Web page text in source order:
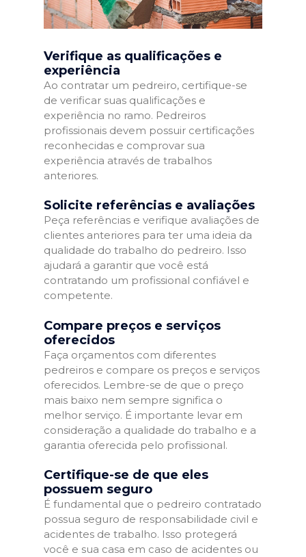
Verifique as qualificações e
experiência
Ao contratar um pedreiro, certifique-se
de verificar suas qualificações e
experiência no ramo. Pedreiros
profissionais devem possuir certificações
reconhecidas e comprovar sua
experiência através de trabalhos
anteriores.
Solicite referências e avaliações
Peça referências e verifique avaliações de
clientes anteriores para ter uma ideia da
qualidade do trabalho do pedreiro. Isso
ajudará a garantir que você está
contratando um profissional confiável e
competente.
Compare preços e serviços
oferecidos
Faça orçamentos com diferentes
pedreiros e compare os preços e serviços
oferecidos. Lembre-se de que o preço
mais baixo nem sempre significa o
melhor serviço. É importante levar em
consideração a qualidade do trabalho e a
garantia oferecida pelo profissional.
Certifique-se de que eles
possuem seguro
É fundamental que o pedreiro contratado
possua seguro de responsabilidade civil e
acidentes de trabalho. Isso protegerá
você e sua casa em caso de acidentes ou